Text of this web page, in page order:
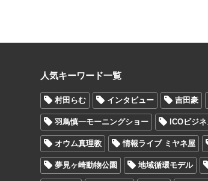
人気キーワード一覧
村田らむ インタビュー 吉田豪
羽鳥慎一モーニングショー ICOビジ
オウム真理教 情報ライブ ミヤネ屋
夢見ヶ崎動物公園 地域循環モデル